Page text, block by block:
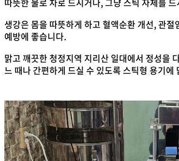
생강은 몸을 따뜻하게 하고 혈액순환 개선, 관
예방에 좋습니다.
맑고 깨끗한 청정지역 지리산 일대에서 정성을
느 때나 간편하게 드실 수 있도록 스틱형 용기